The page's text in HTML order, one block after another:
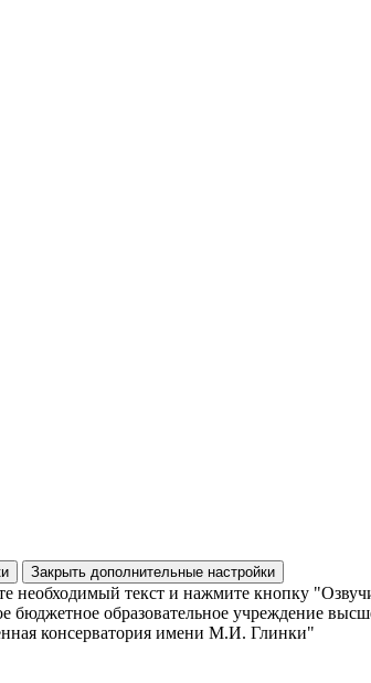
Закрыть дополнительные настройки
необходимый текст и нажмите кнопку
бюджетное образовательное учреждение
консерватория имени М.И. Глинки"